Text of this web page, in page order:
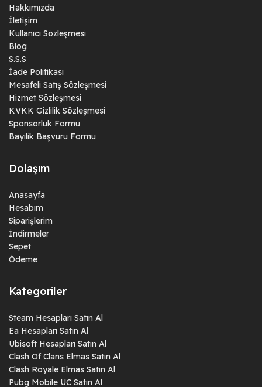
Hakkımızda
İletişim
Kullanıcı Sözleşmesi
Blog
S.S.S
İade Politikası
Mesafeli Satış Sözleşmesi
Hizmet Sözleşmesi
KVKK Gizlilik Sözleşmesi
Sponsorluk Formu
Bayilik Başvuru Formu
Dolaşım
Anasayfa
Hesabım
Siparişlerim
İndirmeler
Sepet
Ödeme
Kategoriler
Steam Hesapları Satın Al
Ea Hesapları Satın Al
Ubisoft Hesapları Satın Al
Clash Of Clans Elmas Satın Al
Clash Royale Elmas Satın Al
Pubg Mobile UC Satın Al